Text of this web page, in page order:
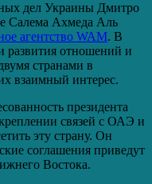
дел Украины Дмитро
Салема Ахмеда Аль
агентство WAM. В
развития отношений и
странами в
взаимный интерес.
президента
связей с ОАЭ и
эту страну. Он
соглашения приведут
Востока.